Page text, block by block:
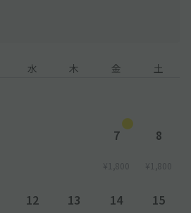
水 木 金 土
7
¥1,800
8
¥1,800
12 13 14 15